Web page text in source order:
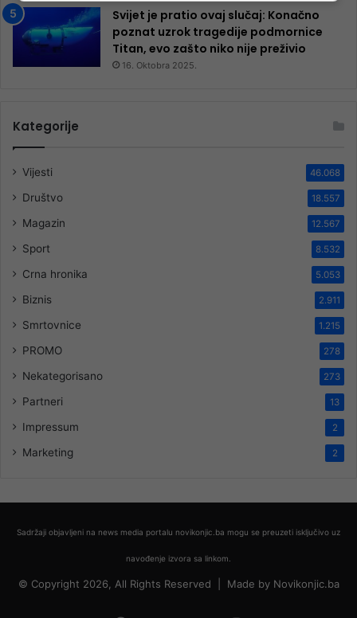
Svijet je pratio ovaj slučaj: Konačno
poznat uzrok tragedije podmornice
Titan, evo zašto niko nije preživio
16. Oktobra 2025.
Kategorije
Vijesti 46.068
Društvo 18.557
Magazin 12.567
Sport 8.532
Crna hronika 5.053
Biznis 2.911
Smrtovnice 1.215
PROMO 278
Nekategorisano 273
Partneri 13
Impressum 2
Marketing 2
Sadržaji objavljeni na news media portalu novikonjic.ba mogu se preuzeti isključivo uz
navođenje izvora sa linkom.
© Copyright 2026, All Rights Reserved | Made by Novikonjic.ba